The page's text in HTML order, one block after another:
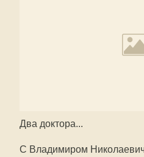
Два доктора...
С Владимиром